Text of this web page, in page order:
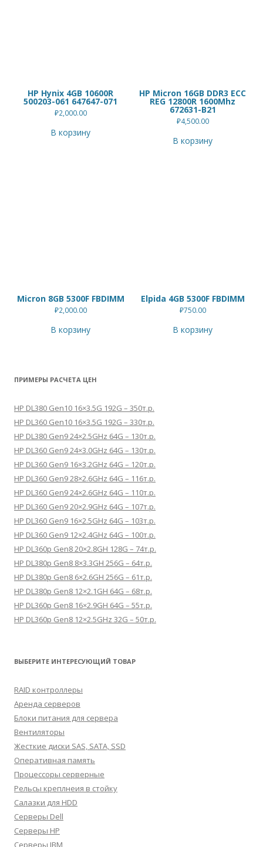
HP Hynix 4GB 10600R
500203-061 647647-071
₽2,000.00
В корзину
HP Micron 16GB DDR3 ECC
REG 12800R 1600Mhz
672631-B21
₽4,500.00
В корзину
Micron 8GB 5300F FBDIMM
₽2,000.00
В корзину
Elpida 4GB 5300F FBDIMM
₽750.00
В корзину
ПРИМЕРЫ РАСЧЕТА ЦЕН
HP DL380 Gen10 16×3.5G 192G – 350т.р.
HP DL360 Gen10 16×3.5G 192G – 330т.р.
HP DL380 Gen9 24×2.5GHz 64G – 130т.р.
HP DL360 Gen9 24×3.0GHz 64G – 130т.р.
HP DL360 Gen9 16×3.2GHz 64G – 120т.р.
HP DL360 Gen9 28×2.6GHz 64G – 116т.р.
HP DL360 Gen9 24×2.6GHz 64G – 110т.р.
HP DL360 Gen9 20×2.9GHz 64G – 107т.р.
HP DL360 Gen9 16×2.5GHz 64G – 103т.р.
HP DL360 Gen9 12×2.4GHz 64G – 100т.р.
HP DL360p Gen8 20×2.8GH 128G – 74т.р.
HP DL380p Gen8 8×3.3GH 256G – 64т.р.
HP DL380p Gen8 6×2.6GH 256G – 61т.р.
HP DL380p Gen8 12×2.1GH 64G – 68т.р.
HP DL360p Gen8 16×2.9GH 64G – 55т.р.
HP DL360p Gen8 12×2.5GHz 32G – 50т.р.
ВЫБЕРИТЕ ИНТЕРЕСУЮЩИЙ ТОВАР
RAID контроллеры
Аренда серверов
Блоки питания для сервера
Вентиляторы
Жесткие диски SAS, SATA, SSD
Оперативная память
Процессоры серверные
Рельсы креплнеия в стойку
Салазки для HDD
Серверы Dell
Серверы HP
Серверы IBM